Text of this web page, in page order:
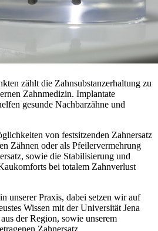
zählt die Zahnsubstanzerhaltung zu
Zahnmedizin. Implantate
gesunde Nachbarzähne und
von festsitzenden Zahnersatz
Zähnen oder als Pfeilervermehrung
sowie die Stabilisierung und
bei totalem Zahnverlust
unserer Praxis, dabei setzen wir auf
Wissen mit der Universität Jena
der Region, sowie unserem